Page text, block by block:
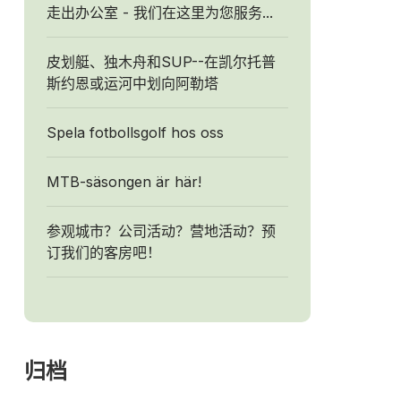
走出办公室 - 我们在这里为您服务...
皮划艇、独木舟和SUP--在凯尔托普
斯约恩或运河中划向阿勒塔
Spela fotbollsgolf hos oss
MTB-säsongen är här!
参观城市？公司活动？营地活动？预
订我们的客房吧！
归档